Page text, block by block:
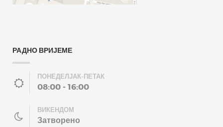
РАДНО ВРИЈЕМЕ
ПОНЕДЕЛЈАК-ПЕТАК
08:00 - 16:00
ВИКЕНДОМ
Затворено